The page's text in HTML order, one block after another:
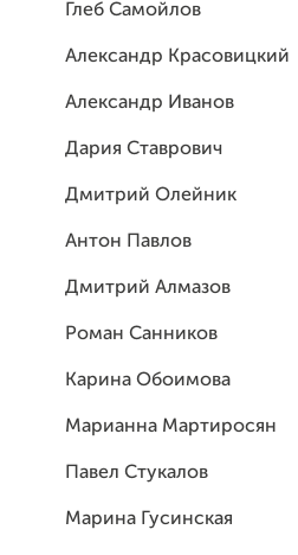
Глеб Самойлов
Александр Красовицкий
Александр Иванов
Дария Ставрович
Дмитрий Олейник
Антон Павлов
Дмитрий Алмазов
Роман Санников
Карина Обоимова
Марианна Мартиросян
Павел Стукалов
Марина Гусинская